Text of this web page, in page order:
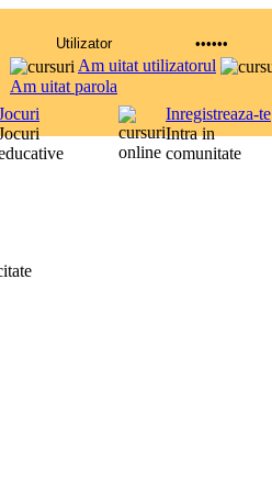
Am uitat utilizatorul
Am uitat parola
Inregistreaza-te
Intra in
comunitate